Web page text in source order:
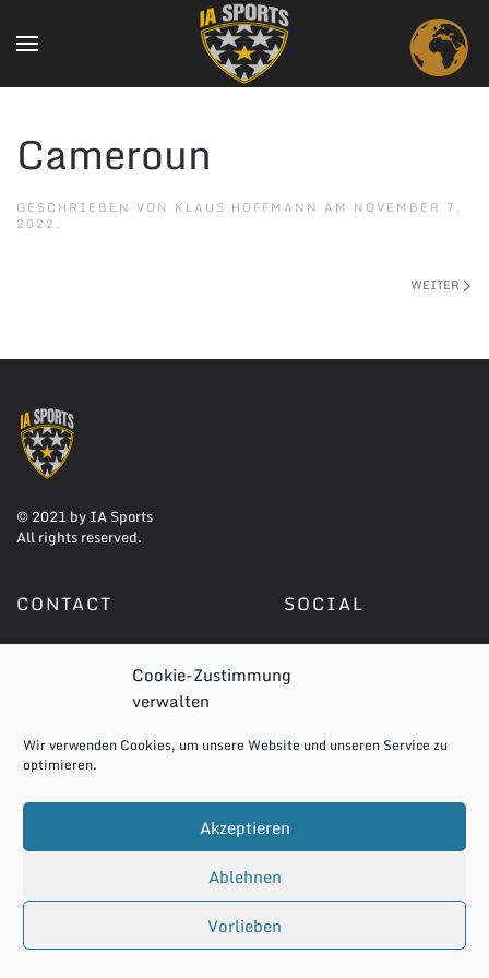
Cookie-Zustimmung
verwalten
Wir verwenden Cookies, um unsere Website und unseren Service zu
optimieren.
Akzeptieren
Ablehnen
Vorlieben
Skip to main content
Cameroun
GESCHRIEBEN VON KLAUS HOFFMANN AM NOVEMBER 7,
2022 .
WEITER
© 2021 by IA Sports
All rights reserved.
CONTACT
IA Sports
Postfach 2423
66724 Saarlouis
Phone: +49 6831 96 55 55
Mail: contact@ia-sports.de
SOCIAL
Facebook
Datenschutzerklärung
Cookie-Richtlinie (EU)